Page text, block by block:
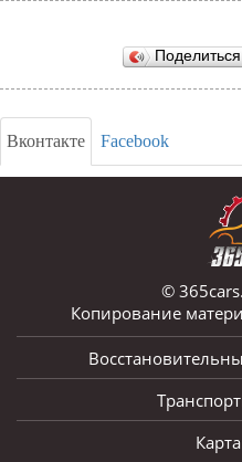
Вконтакте Facebook
©
Копирование